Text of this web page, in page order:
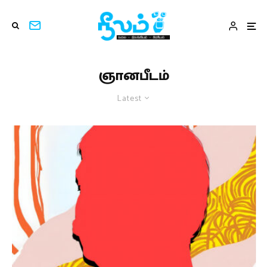
ஞானபீடம்
Latest